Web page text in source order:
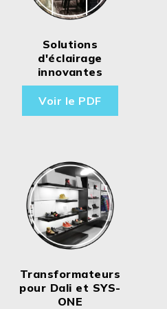
Solutions
d'éclairage
innovantes
Voir le PDF
Transformateurs
pour Dali et SYS-
ONE